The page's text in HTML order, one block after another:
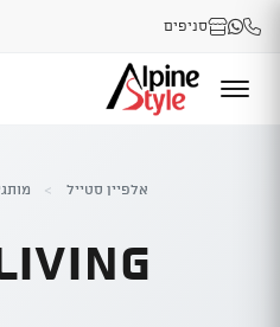
סניפים
אלפיין סטייל >